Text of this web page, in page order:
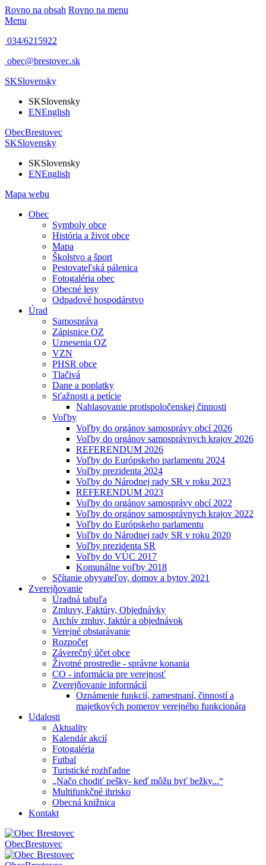
Rovno na obsah Rovno na menu
Menu
034/6215922
obec@brestovec.sk
SKSlovensky
SKSlovensky
ENEnglish
ObecBrestovec
SKSlovensky
SKSlovensky
ENEnglish
Mapa webu
Obec
Symboly obce
História a život obce
Mapa
Školstvo a šport
Pestovateľská pálenica
Fotogaléria obec
Obecné lesy
Odpadové hospodárstvo
Úrad
Samospráva
Zápisnice OZ
Uznesenia OZ
VZN
PHSR obce
Tlačivá
Dane a poplatky
Sťažnosti a petície
Nahlasovanie protispoločenskej činnosti
Voľby
Voľby do orgánov samosprávy obcí 2026
Voľby do orgánov samosprávnych krajov 2026
REFERENDUM 2026
Voľby do Európskeho parlamentu 2024
Voľby prezidenta 2024
Voľby do Národnej rady SR v roku 2023
REFERENDUM 2023
Voľby do orgánov samosprávy obcí 2022
Voľby do orgánov samosprávnych krajov 2022
Voľby do Európskeho parlamentu
Voľby do Národnej rady SR v roku 2020
Voľby prezidenta SR
Voľby do VÚC 2017
Komunálne voľby 2018
Sčítanie obyvateľov, domov a bytov 2021
Zverejňovanie
Úradná tabuľa
Zmluvy, Faktúry, Objednávky
Archív zmluv, faktúr a objednávok
Verejné obstarávanie
Rozpočet
Záverečný účet obce
Životné prostredie - správne konania
CO - informácia pre verejnosť
Zverejňovanie informácií
Oznámenie funkcií, zamestnaní, činností a
majetkových pomerov verejného funkcionára
Udalosti
Aktuality
Kalendár akcií
Fotogaléria
Futbal
Turistické rozhľadne
„Načo chodiť pešky- keď môžu byť bežky...“
Multifunkčné ihrisko
Obecná knižnica
Kontakt
ObecBrestovec